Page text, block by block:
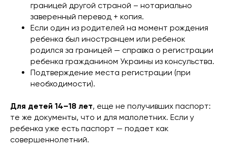
границей другой страной – нотариально
заверенный перевод + копия.
Если один из родителей на момент рождения
ребенка был иностранцем или ребенок
родился за границей — справка о регистрации
ребенка гражданином Украины из консульства.
Подтверждение места регистрации (при
необходимости).
Для детей 14–18 лет, еще не получивших паспорт:
те же документы, что и для малолетних. Если у
ребенка уже есть паспорт — подает как
совершеннолетний.